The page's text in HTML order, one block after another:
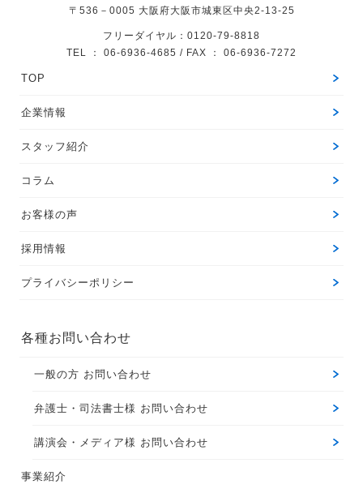
〒536－0005 大阪府大阪市城東区中央2-13-25
フリーダイヤル：0120-79-8818
TEL ： 06-6936-4685 / FAX ： 06-6936-7272
TOP
企業情報
スタッフ紹介
コラム
お客様の声
採用情報
プライバシーポリシー
各種お問い合わせ
一般の方 お問い合わせ
弁護士・司法書士様 お問い合わせ
講演会・メディア様 お問い合わせ
事業紹介